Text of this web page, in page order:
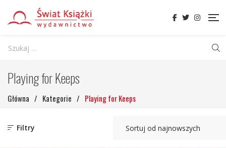
Playing for Keeps
Główna / Kategorie / Playing for Keeps
Filtry